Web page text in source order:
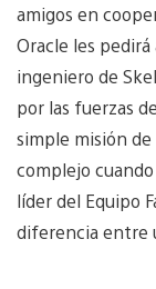
amigos en
Oracle les pedirá
ingeniero de
por las fuerzas
simple misión
complejo
líder del Equipo
diferencia entre